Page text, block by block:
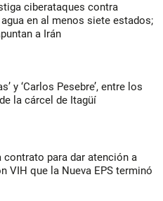
ciberataques contra
en al menos siete estados;
a Irán
y ‘Carlos Pesebre’, entre los
la cárcel de Itagüí
contrato para dar atención a
VIH que la Nueva EPS terminó